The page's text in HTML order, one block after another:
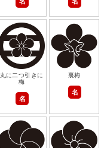
丸に二つ引きに
梅
名
裏梅
名